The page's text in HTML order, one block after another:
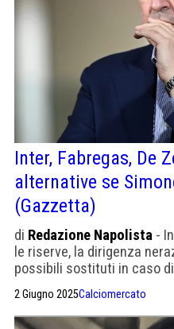
Inter, Fabregas, De
alternative se
(Gazzetta)
di Redazione Napolista -
le riserve, la dirigenza
possibili sostituti in caso
2 Giugno 2025Calciomercato